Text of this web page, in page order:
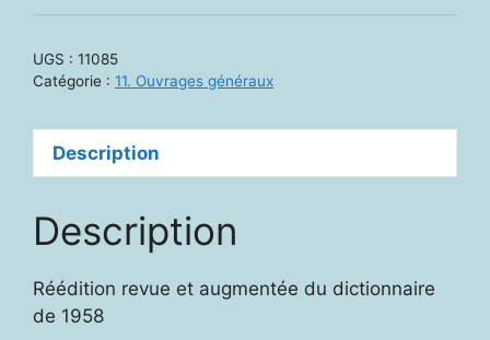
de
langue
française
UGS : 11085
Catégorie : 11. Ouvrages généraux
Description
Description
Réédition revue et augmentée du dictionnaire
de 1958